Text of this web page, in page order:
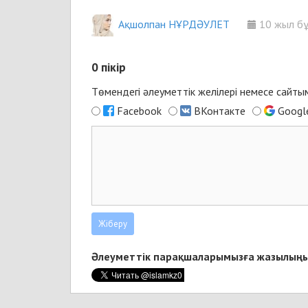
Ақшолпан НҰРДӘУЛЕТ 10 жыл
0 пікір
Төмендегі әлеуметтік желілері немесе
Facebook
ВКонтакте
Әлеуметтік парақшаларымызға